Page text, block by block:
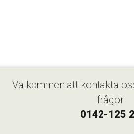
Välkommen att kontakta
frågor
0142-125